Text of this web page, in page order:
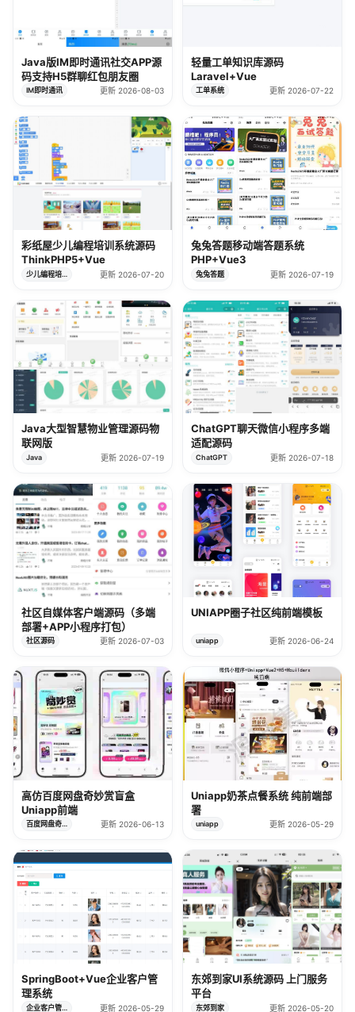
Java版IM即时通讯社交APP源
码支持H5群聊红包朋友圈
IM即时通讯 更新 2026-08-03
轻量工单知识库源码
Laravel+Vue
工单系统 更新 2026-07-22
彩纸屋少儿编程培训系统源码
ThinkPHP5+Vue
少儿编程培训系统 更新 2026-07-20
兔兔答题移动端答题系统
PHP+Vue3
兔兔答题 更新 2026-07-19
Java大型智慧物业管理源码物
联网版
Java 更新 2026-07-19
ChatGPT聊天微信小程序多端
适配源码
ChatGPT 更新 2026-07-18
社区自媒体客户端源码（多端
部署+APP小程序打包）
社区源码 更新 2026-07-03
UNIAPP圈子社区纯前端模板
uniapp 更新 2026-06-24
高仿百度网盘奇妙赏盲盒
Uniapp前端
百度网盘奇妙赏 更新 2026-06-13
Uniapp奶茶点餐系统 纯前端部
署
uniapp 更新 2026-05-29
SpringBoot+Vue企业客户管
理系统
企业客户管理 更新 2026-05-29
东郊到家UI系统源码 上门服务
平台
东郊到家 更新 2026-05-20